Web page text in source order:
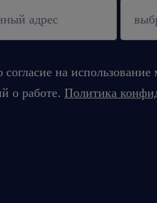
на
о работе. Политика